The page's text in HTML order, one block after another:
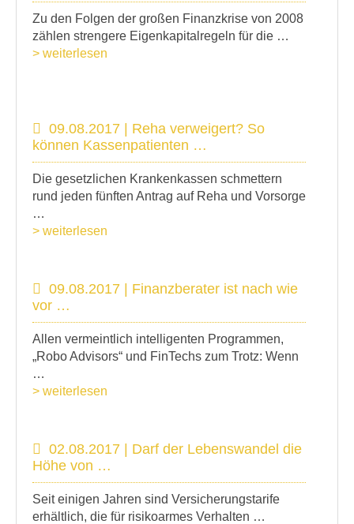
Zu den Folgen der großen Finanzkrise von 2008
zählen strengere Eigenkapitalregeln für die …
> weiterlesen
09.08.2017 | Reha verweigert? So
können Kassenpatienten …
Die gesetzlichen Krankenkassen schmettern
rund jeden fünften Antrag auf Reha und Vorsorge
…
> weiterlesen
09.08.2017 | Finanzberater ist nach wie
vor …
Allen vermeintlich intelligenten Programmen,
„Robo Advisors“ und FinTechs zum Trotz: Wenn
…
> weiterlesen
02.08.2017 | Darf der Lebenswandel die
Höhe von …
Seit einigen Jahren sind Versicherungstarife
erhältlich, die für risikoarmes Verhalten …